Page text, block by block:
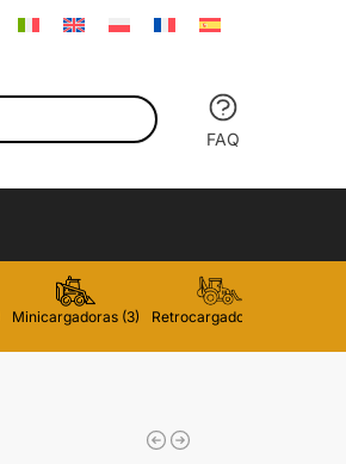
FAQ
Minicargadoras (3) Retrocargadoras (3)